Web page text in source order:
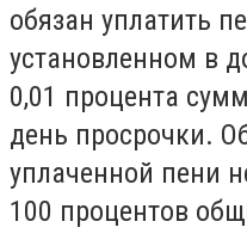
обязан уплатить
установленном в
0,01 процента
день просрочки.
уплаченной пени
100 процентов